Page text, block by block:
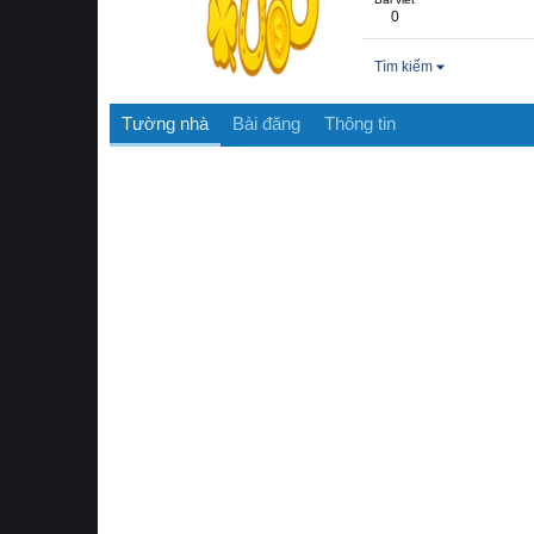
0
Tìm kiếm
Tường nhà Bài đăng Thông tin